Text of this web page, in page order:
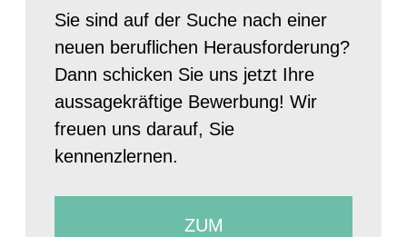
Sie sind auf der Suche nach einer
neuen beruflichen Herausforderung?
Dann schicken Sie uns jetzt Ihre
aussagekräftige Bewerbung! Wir
freuen uns darauf, Sie
kennenzlernen.
ZUM